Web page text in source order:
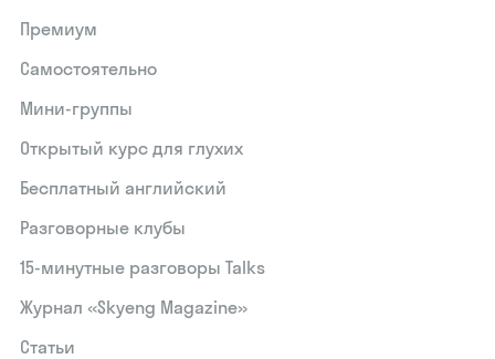
Премиум
Самостоятельно
Мини-группы
Открытый курс для глухих
Бесплатный английский
Разговорные клубы
15‑минутные разговоры Talks
Журнал «Skyeng Magazine»
Статьи